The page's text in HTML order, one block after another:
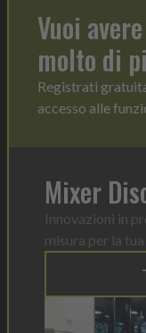
Vuoi
molto di
Registrati
accesso alle
Mixer
Innovazioni in
misura per la